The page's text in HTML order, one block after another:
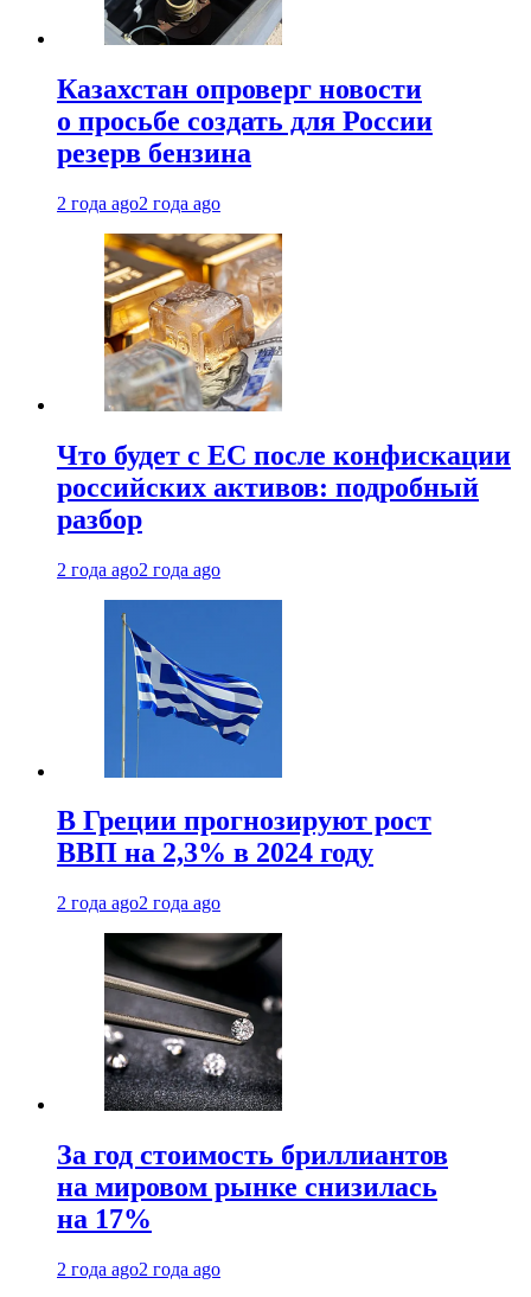
Казахстан опроверг новости
о просьбе создать для России
резерв бензина
2 года ago2 года ago
Что будет с ЕС после конфискации
российских активов: подробный
разбор
2 года ago2 года ago
В Греции прогнозируют рост
ВВП на 2,3% в 2024 году
2 года ago2 года ago
За год стоимость бриллиантов
на мировом рынке снизилась
на 17%
2 года ago2 года ago